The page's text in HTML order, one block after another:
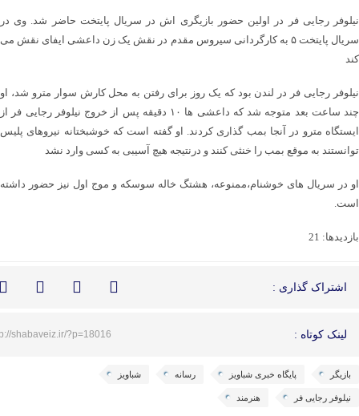
نیلوفر رجایی فر در اولین حضور بازیگری اش در سریال پایتخت حاضر شد. وی در
سریال پایتخت ۵ به کارگردانی سیروس مقدم در نقش یک زن داعشی ایفای نقش می
کند
نیلوفر رجایی فر در لندن بود که یک روز برای رفتن به محل کارش سوار مترو شد، او
چند ساعت بعد متوجه شد که داعشی ها ۱۰ دقیقه پس از خروج نیلوفر رجایی فر از
ایستگاه مترو در آنجا بمب گذاری کردند. او گفته است که خوشبختانه نیروهای پلیس
توانستند به موقع بمب را خنثی کنند و درنتیجه هیچ آسیبی به کسی وارد نشد
او در سریال های خوشنام،ممنوعه، هشتگ خاله سوسکه و موج اول نیز حضور داشته
است.
بازدیدها: 21
اشتراک گذاری :
لینک کوتاه : shabaveiz.ir/?p=18016
بازیگر پایگاه خبری شباویز رسانه شباویز
نیلوفر رجایی فر هنرمند